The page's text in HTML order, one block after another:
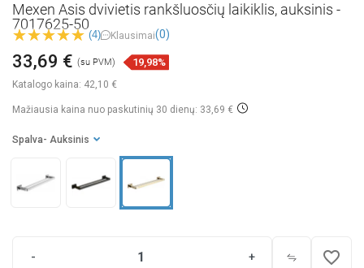
Mexen Asis dvivietis rankšluosčių laikiklis, auksinis -
7017625-50
(4) Klausimai(0)
Katalogo kaina: 42,10 €
33,69 € (su PVM) 19,98%
Mažiausia kaina nuo paskutinių 30 dienų: 33,69 €
Spalva - Auksinis
- + favorite_border